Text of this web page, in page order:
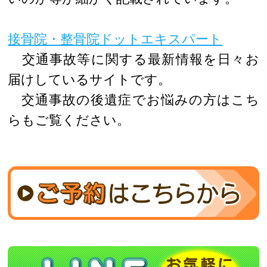
接骨院・整骨院ドットエキスパート
交通事故等に関する最新情報を日々お
届けしているサイトです。
交通事故の後遺症でお悩みの方はこち
らもご覧ください。